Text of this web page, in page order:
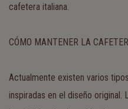
cafetera italiana.
CÓMO MANTENER LA
Actualmente existen varios
inspiradas en el diseño original.